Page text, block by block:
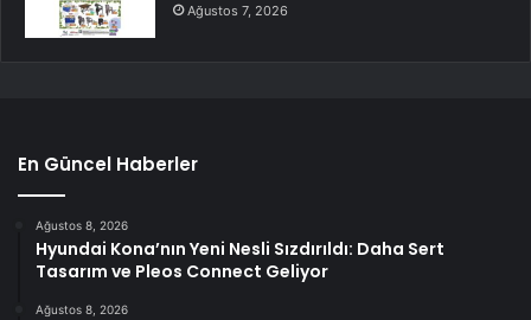
Ağustos 7, 2026
En Güncel Haberler
Ağustos 8, 2026
Hyundai Kona’nın Yeni Nesli Sızdırıldı: Daha Sert
Tasarım ve Pleos Connect Geliyor
Ağustos 8, 2026